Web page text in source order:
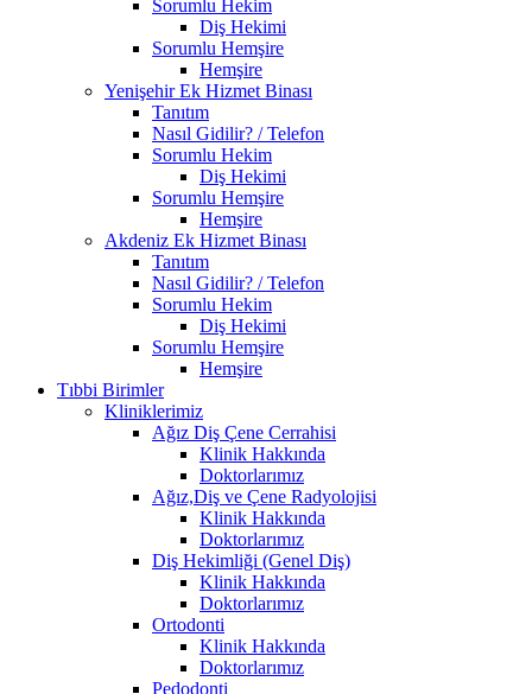
Sorumlu Hekim
Diş Hekimi
Sorumlu Hemşire
Hemşire
Yenişehir Ek Hizmet Binası
Tanıtım
Nasıl Gidilir? / Telefon
Sorumlu Hekim
Diş Hekimi
Sorumlu Hemşire
Hemşire
Akdeniz Ek Hizmet Binası
Tanıtım
Nasıl Gidilir? / Telefon
Sorumlu Hekim
Diş Hekimi
Sorumlu Hemşire
Hemşire
Tıbbi Birimler
Kliniklerimiz
Ağız Diş Çene Cerrahisi
Klinik Hakkında
Doktorlarımız
Ağız,Diş ve Çene Radyolojisi
Klinik Hakkında
Doktorlarımız
Diş Hekimliği (Genel Diş)
Klinik Hakkında
Doktorlarımız
Ortodonti
Klinik Hakkında
Doktorlarımız
Pedodonti